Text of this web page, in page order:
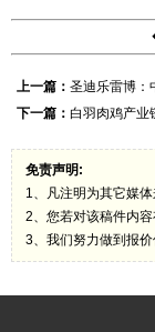
上一篇： 圣迪乐雷博：
下一篇： 白羽肉鸡产业
免责声明:
1、凡注明为其它媒
2、您若对该稿件内
3、我们努力做到报